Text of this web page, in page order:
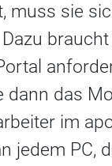
muss sie
das
im
jedem PC,